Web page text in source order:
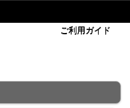
ご利用ガイド